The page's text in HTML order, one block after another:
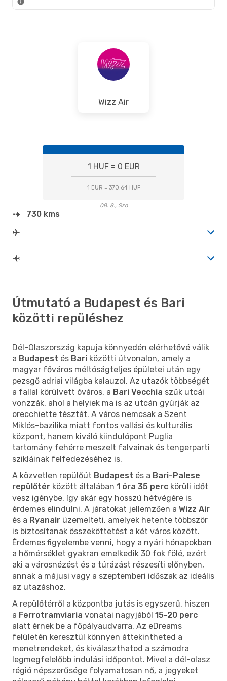
Wizz Air
1 HUF = 0 EUR
1 EUR = 370.64 HUF
08. 8., Szo
730 kms
Útmutató a Budapest és Bari
közötti repüléshez
Dél-Olaszország kapuja könnyedén elérhetővé válik
a Budapest és Bari közötti útvonalon, amely a
magyar főváros méltóságteljes épületei után egy
pezsgő adriai világba kalauzol. Az utazók többségét
a fallal körülvett óváros, a Bari Vecchia szűk utcái
vonzzák, ahol a helyiek ma is az utcán gyúrják az
orecchiette tésztát. A város nemcsak a Szent
Miklós-bazilika miatt fontos vallási és kulturális
központ, hanem kiváló kiindulópont Puglia
tartomány fehérre meszelt falvainak és tengerparti
szikláinak felfedezéséhez is.
A közvetlen repülőút Budapest és a Bari-Palese
repülőtér között általában 1 óra 35 perc körüli időt
vesz igénybe, így akár egy hosszú hétvégére is
érdemes elindulni. A járatokat jellemzően a Wizz Air
és a Ryanair üzemelteti, amelyek hetente többször
is biztosítanak összeköttetést a két város között.
Érdemes figyelembe venni, hogy a nyári hónapokban
a hőmérséklet gyakran emelkedik 30 fok fölé, ezért
aki a városnézést és a túrázást részesíti előnyben,
annak a májusi vagy a szeptemberi időszak az ideális
az utazáshoz.
A repülőtérről a központba jutás is egyszerű, hiszen
a Ferrotramviaria vonatai nagyjából 15-20 perc
alatt érnek be a főpályaudvarra. Az eDreams
felületén keresztül könnyen áttekintheted a
menetrendeket, és kiválaszthatod a számodra
legmegfelelőbb indulási időpontot. Mivel a dél-olasz
régió népszerűsége folyamatosan nő, a jegyeket